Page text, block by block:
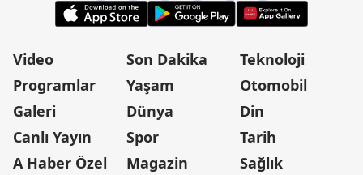
Video
Programlar
Galeri
Canlı Yayın
A Haber Özel
Son Dakika
Yaşam
Dünya
Spor
Magazin
Teknoloji
Otomobil
Din
Tarih
Sağlık